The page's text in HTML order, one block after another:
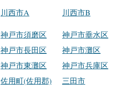
川西市A 川西市B
神戸市須磨区
神戸市垂水区
神戸市長田区
神戸市灘区
神戸市東灘区 神戸市兵庫区
佐用町(佐用郡)
三田市